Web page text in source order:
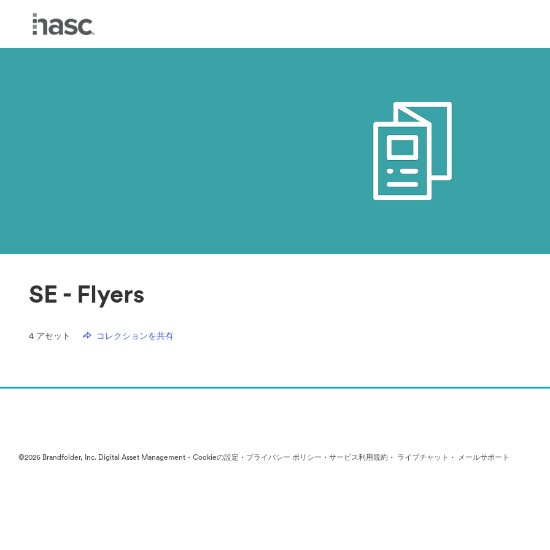
SE - Flyers
4 アセット コレクションを共有
©2026 Brandfolder, Inc. Digital Asset Management · Cookieの設定 · プライバシー ポリシー · サービス利用規約 · ライブチャット · メールサポート